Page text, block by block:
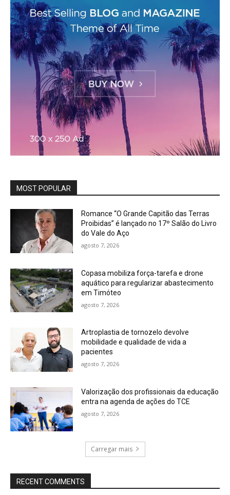
MOST POPULAR
Romance “O Grande Capitão das Terras
Proibidas” é lançado no 17º Salão do Livro
do Vale do Aço
agosto 7, 2026
Copasa mobiliza força-tarefa e drone
aquático para regularizar abastecimento
em Timóteo
agosto 7, 2026
Artroplastia de tornozelo devolve
mobilidade e qualidade de vida a
pacientes
agosto 7, 2026
Valorização dos profissionais da educação
entra na agenda de ações do TCE
agosto 7, 2026
Carregar mais
RECENT COMMENTS